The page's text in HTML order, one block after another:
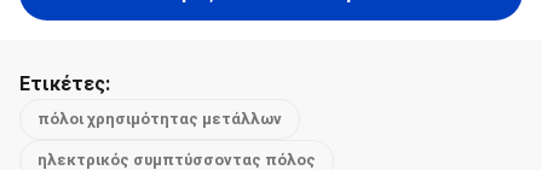
Ετικέτες:
πόλοι χρησιμότητας μετάλλων
ηλεκτρικός συμπτύσσοντας πόλος